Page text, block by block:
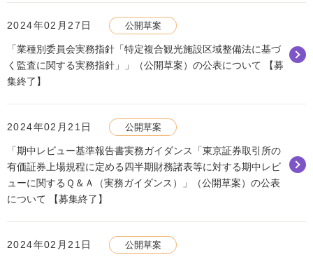
2024年02月27日 公開草案
「業種別委員会実務指針「特定複合観光施設区域整備法に基づ
く監査に関する実務指針」」（公開草案）の公表について 【募
集終了】
2024年02月21日 公開草案
「期中レビュー基準報告書実務ガイダンス「東京証券取引所の
有価証券上場規程に定める四半期財務諸表等に対する期中レビ
ューに関するＱ＆Ａ（実務ガイダンス）」（公開草案）の公表
について 【募集終了】
2024年02月21日 公開草案